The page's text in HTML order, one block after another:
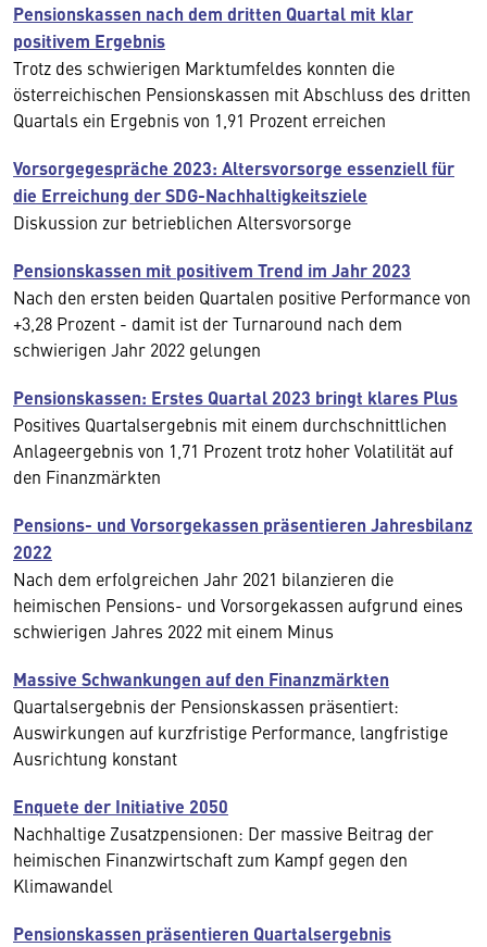
Pensionskassen nach dem dritten Quartal mit klar
positivem Ergebnis
Trotz des schwierigen Marktumfeldes konnten die
österreichischen Pensionskassen mit Abschluss des dritten
Quartals ein Ergebnis von 1,91 Prozent erreichen
Vorsorgegespräche 2023: Altersvorsorge essenziell für
die Erreichung der SDG-Nachhaltigkeitsziele
Diskussion zur betrieblichen Altersvorsorge
Pensionskassen mit positivem Trend im Jahr 2023
Nach den ersten beiden Quartalen positive Performance von
+3,28 Prozent - damit ist der Turnaround nach dem
schwierigen Jahr 2022 gelungen
Pensionskassen: Erstes Quartal 2023 bringt klares Plus
Positives Quartalsergebnis mit einem durchschnittlichen
Anlageergebnis von 1,71 Prozent trotz hoher Volatilität auf
den Finanzmärkten
Pensions- und Vorsorgekassen präsentieren Jahresbilanz
2022
Nach dem erfolgreichen Jahr 2021 bilanzieren die
heimischen Pensions- und Vorsorgekassen aufgrund eines
schwierigen Jahres 2022 mit einem Minus
Massive Schwankungen auf den Finanzmärkten
Quartalsergebnis der Pensionskassen präsentiert:
Auswirkungen auf kurzfristige Performance, langfristige
Ausrichtung konstant
Enquete der Initiative 2050
Nachhaltige Zusatzpensionen: Der massive Beitrag der
heimischen Finanzwirtschaft zum Kampf gegen den
Klimawandel
Pensionskassen präsentieren Quartalsergebnis